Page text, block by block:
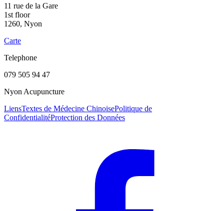
11 rue de la Gare
1st floor
1260, Nyon
Carte
Telephone
079 505 94 47
Nyon Acupuncture
LiensTextes de Médecine ChinoisePolitique de
ConfidentialitéProtection des Données